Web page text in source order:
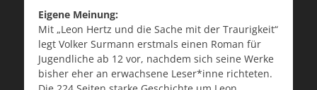
Eigene Meinung:
Mit „Leon Hertz und die Sache mit der Traurigkeit“
legt Volker Surmann erstmals einen Roman für
Jugendliche ab 12 vor, nachdem sich seine Werke
bisher eher an erwachsene Leser*inne richteten.